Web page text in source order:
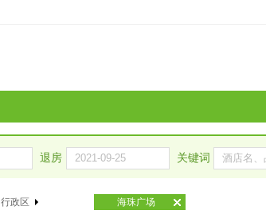
退房 关键词
行政区 海珠广场